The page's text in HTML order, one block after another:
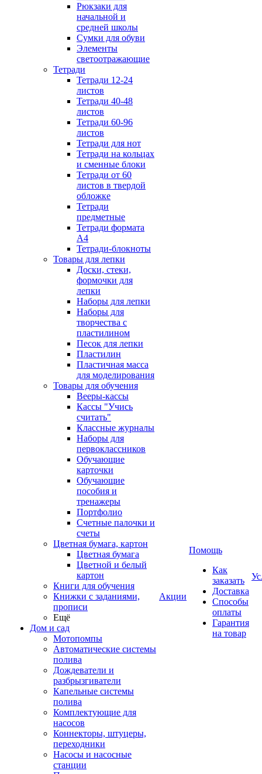
Рюкзаки для
начальной и
средней школы
Сумки для обуви
Элементы
светоотражающие
Тетради
Тетради 12-24
листов
Тетради 40-48
листов
Тетради 60-96
листов
Тетради для нот
Тетради на кольцах
и сменные блоки
Тетради от 60
листов в твердой
обложке
Тетради
предметные
Тетради формата
А4
Тетради-блокноты
Товары для лепки
Доски, стеки,
формочки для
лепки
Наборы для лепки
Наборы для
творчества с
пластилином
Песок для лепки
Пластилин
Пластичная масса
для моделирования
Товары для обучения
Вееры-кассы
Кассы "Учись
считать"
Классные журналы
Наборы для
первоклассников
Обучающие
карточки
Обучающие
пособия и
тренажеры
Портфолио
Счетные палочки и
счеты
Цветная бумага, картон
Цветная бумага
Цветной и белый
картон
Книги для обучения
Книжки с заданиями,
прописи
Ещё
Дом и сад
Мотопомпы
Автоматические системы
полива
Дождеватели и
разбрызгиватели
Капельные системы
полива
Комплектующие для
насосов
Коннекторы, штуцеры,
переходники
Насосы и насосные
станции
Акции
Помощь
Как
заказать
Доставка
Способы
оплаты
Гарантия
на товар